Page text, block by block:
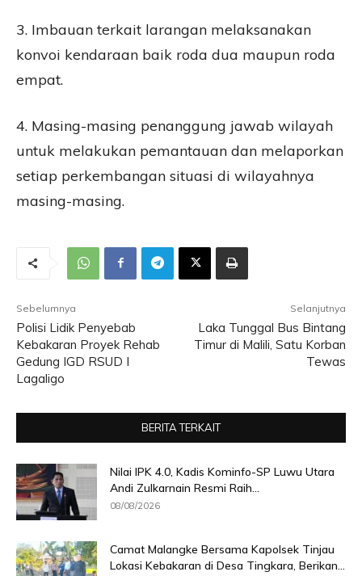
3. Imbauan terkait larangan melaksanakan
konvoi kendaraan baik roda dua maupun roda
empat.
4. Masing-masing penanggung jawab wilayah
untuk melakukan pemantauan dan melaporkan
setiap perkembangan situasi di wilayahnya
masing-masing.
Sebelumnya
Polisi Lidik Penyebab
Kebakaran Proyek Rehab
Gedung IGD RSUD I
Lagaligo
Selanjutnya
Laka Tunggal Bus Bintang
Timur di Malili, Satu Korban
Tewas
BERITA TERKAIT
Nilai IPK 4.0, Kadis Kominfo-SP Luwu Utara
Andi Zulkarnain Resmi Raih...
08/08/2026
Camat Malangke Bersama Kapolsek Tinjau
Lokasi Kebakaran di Desa Tingkara, Berikan...